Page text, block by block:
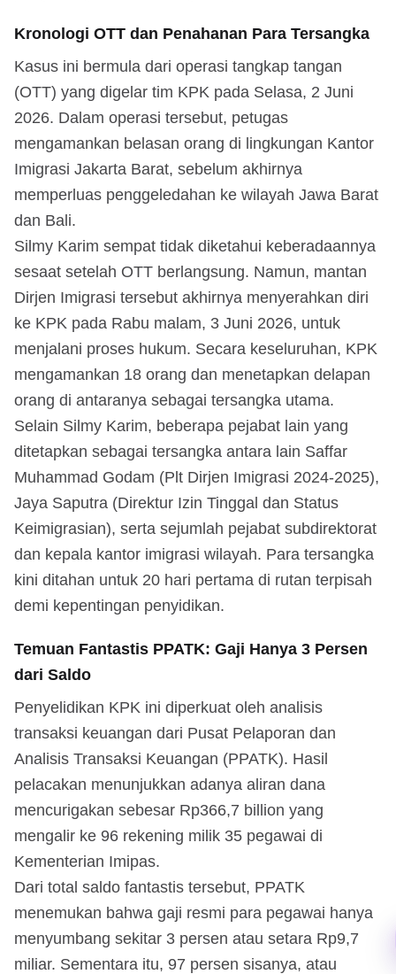
Kronologi OTT dan Penahanan Para Tersangka
Kasus ini bermula dari operasi tangkap tangan
(OTT) yang digelar tim KPK pada Selasa, 2 Juni
2026. Dalam operasi tersebut, petugas
mengamankan belasan orang di lingkungan Kantor
Imigrasi Jakarta Barat, sebelum akhirnya
memperluas penggeledahan ke wilayah Jawa Barat
dan Bali.
Silmy Karim sempat tidak diketahui keberadaannya
sesaat setelah OTT berlangsung. Namun, mantan
Dirjen Imigrasi tersebut akhirnya menyerahkan diri
ke KPK pada Rabu malam, 3 Juni 2026, untuk
menjalani proses hukum. Secara keseluruhan, KPK
mengamankan 18 orang dan menetapkan delapan
orang di antaranya sebagai tersangka utama.
Selain Silmy Karim, beberapa pejabat lain yang
ditetapkan sebagai tersangka antara lain Saffar
Muhammad Godam (Plt Dirjen Imigrasi 2024-2025),
Jaya Saputra (Direktur Izin Tinggal dan Status
Keimigrasian), serta sejumlah pejabat subdirektorat
dan kepala kantor imigrasi wilayah. Para tersangka
kini ditahan untuk 20 hari pertama di rutan terpisah
demi kepentingan penyidikan.
Temuan Fantastis PPATK: Gaji Hanya 3 Persen
dari Saldo
Penyelidikan KPK ini diperkuat oleh analisis
transaksi keuangan dari Pusat Pelaporan dan
Analisis Transaksi Keuangan (PPATK). Hasil
pelacakan menunjukkan adanya aliran dana
mencurigakan sebesar Rp366,7 billion yang
mengalir ke 96 rekening milik 35 pegawai di
Kementerian Imipas.
Dari total saldo fantastis tersebut, PPATK
menemukan bahwa gaji resmi para pegawai hanya
menyumbang sekitar 3 persen atau setara Rp9,7
miliar. Sementara itu, 97 persen sisanya, atau